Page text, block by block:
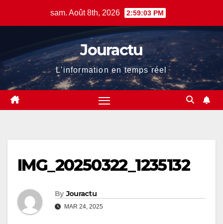
sam. Août 8th, 2026 2:59:04 PM
Jouractu
L'information en temps réel
IMG_20250322_1235132
By Jouractu
MAR 24, 2025